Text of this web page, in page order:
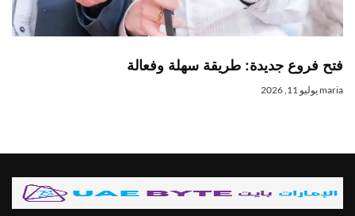
فتح فروع جديدة: طريقة سهلة وفعالة
mariaيوليو 11, 2026